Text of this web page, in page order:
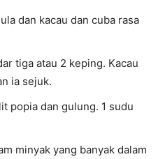
dan kacau dan cuba rasa
tiga atau 2 keping. Kacau
ia sejuk.
popia dan gulung. 1 sudu
minyak yang banyak dalam